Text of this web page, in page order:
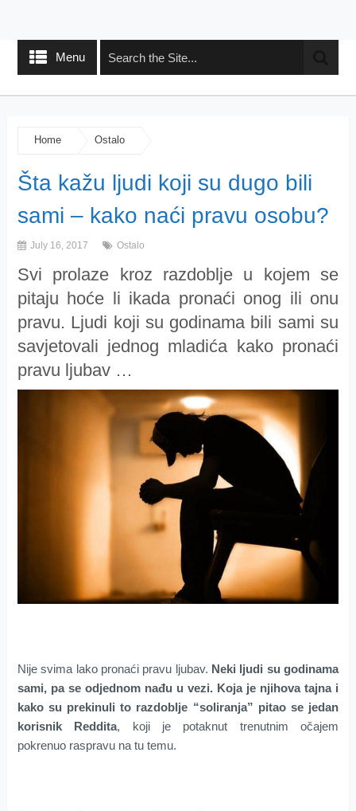
Menu
Home Ostalo
Šta kažu ljudi koji su dugo bili
sami – kako naći pravu osobu?
July 16, 2017 Ostalo
Svi prolaze kroz razdoblje u kojem se
pitaju hoće li ikada pronaći onog ili onu
pravu. Ljudi koji su godinama bili sami su
savjetovali jednog mladića kako pronaći
pravu ljubav …
Nije svima lako pronaći pravu ljubav. Neki ljudi su godinama
sami, pa se odjednom nađu u vezi. Koja je njihova tajna i
kako su prekinuli to razdoblje “soliranja” pitao se jedan
korisnik Reddita, koji je potaknut trenutnim očajem
pokrenuo raspravu na tu temu.